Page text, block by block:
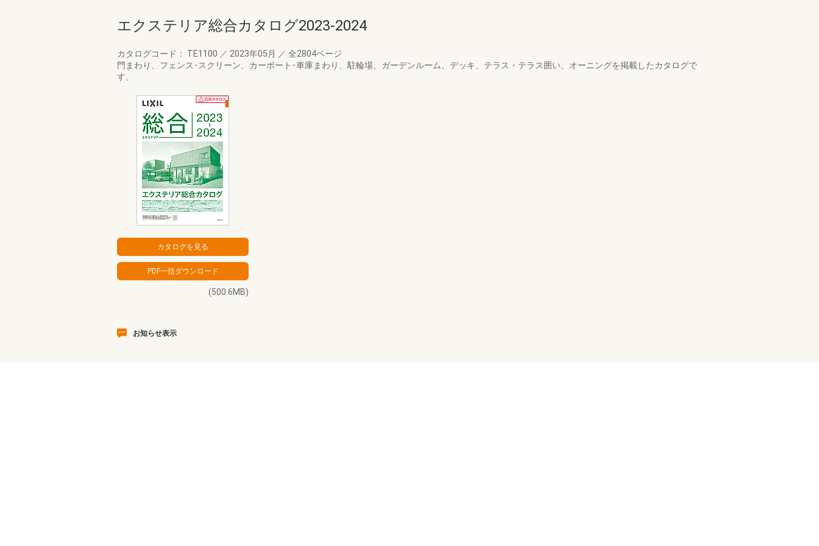
エクステリア総合カタログ2023-2024
カタログコード： TE1100 ／ 2023年05月 ／ 全2804ページ
門まわり、フェンス･スクリーン、カーポート･車庫まわり、駐輪場、ガーデンルーム、デッキ、テラス・テラス囲い、オーニングを掲載したカタログで
す。
(500.6MB)
お知らせ表示